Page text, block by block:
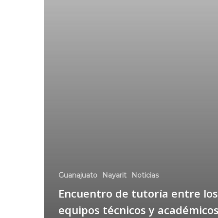
Guanajuato Nayarit Noticias
Encuentro de tutoría entre los
equipos técnicos y